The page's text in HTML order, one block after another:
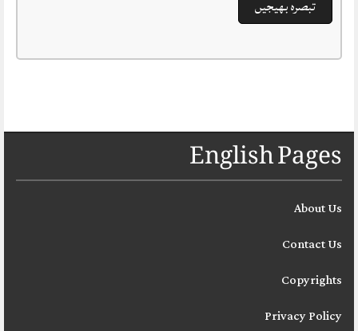
English Pages
About Us
Contact Us
Copyrights
Privacy Policy